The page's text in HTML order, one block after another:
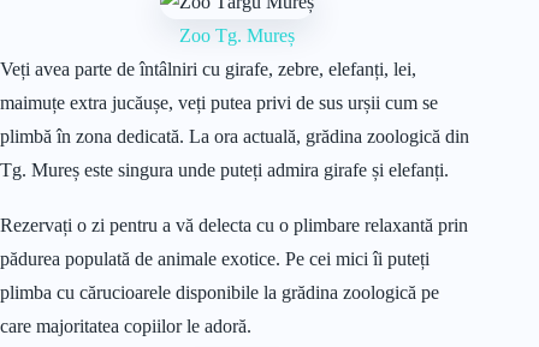
Zoo Tg. Mureș
Veți avea parte de întâlniri cu girafe, zebre, elefanți, lei,
maimuțe extra jucăușe, veți putea privi de sus urșii cum se
plimbă în zona dedicată. La ora actuală, grădina zoologică din
Tg. Mureș este singura unde puteți admira girafe și elefanți.
Rezervați o zi pentru a vă delecta cu o plimbare relaxantă prin
pădurea populată de animale exotice. Pe cei mici îi puteți
plimba cu cărucioarele disponibile la grădina zoologică pe
care majoritatea copiilor le adoră.